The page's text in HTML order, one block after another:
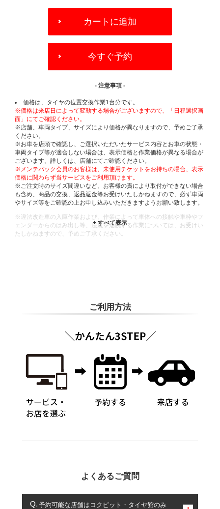
OPTIONS
カートに追加
今すぐ予約
- 注意事項 -
価格は、タイヤの位置交換作業1台分です。
※価格は来店日によって変動する場合がございますので、「日程選択画
面」にてご確認ください。
※店舗、車両タイプ、サイズにより価格が異なりますので、予めご了承
ください。
※お車を店頭で確認し、ご選択いただいたサービス内容とお車の状態・
車両タイプ等が適合しない場合は、表示価格と作業価格が異なる場合が
ございます。詳しくは、店舗にてご確認ください。
※メンテパック会員のお客様は、未使用チケットをお持ちの場合、表示
価格に関わらず当サービスをご利用頂けます。
※ご注文時のサイズ間違いなど、お客様の責により取付ができない場合
も含め、商品の交換、返品返金等お受けいたしかねますので、必ず車両
やサイズ等をご確認の上お申し込みいただきますようお願い致します。
※違法改造車の入庫作業および、作業によって車体への接触や車枠やフ
ェンダーからのはみ出し等、法規を逸脱する作業については、お受けい
たしかねますので、予めご了承ください。
ご利用方法
よくあるご質問
予約可能な店舗はコクピット・タイヤ館のみ